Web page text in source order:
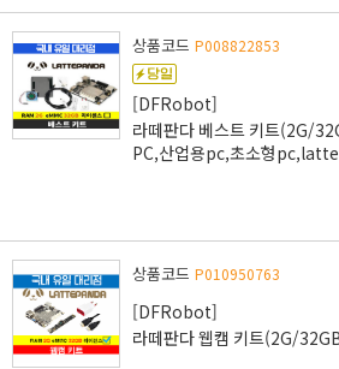
상품코드 P008822853
[DFRobot]
라떼판다 베스트 키트(2G/
PC,산업용pc,초소형
상품코드 P010950763
[DFRobot]
라떼판다 웹캠 키트(2G/